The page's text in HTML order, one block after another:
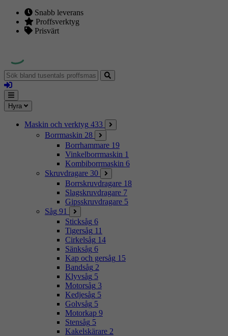
Snabb leverans
Proffsverktyg
Prisvärt
Sök
bland
tusentals
proffsmaskiner
Logga
in
Mina
sidor
Meny
Hyra
Maskin och verktyg 433
Borrmaskin 28
Borrhammare 19
Vinkelborrmaskin 1
Kombiborrmaskin 6
Skruvdragare 30
Borrskruvdragare 18
Slagskruvdragare 7
Gipsskruvdragare 5
Såg 91
Sticksåg 6
Tigersåg 11
Cirkelsåg 14
Sänksåg 6
Kap och gersåg 15
Bandsåg 2
Klyvsåg 5
Motorsåg 3
Kedjesåg 5
Golvsåg 5
Motorkap 9
Stensåg 5
Kakelskärare 2